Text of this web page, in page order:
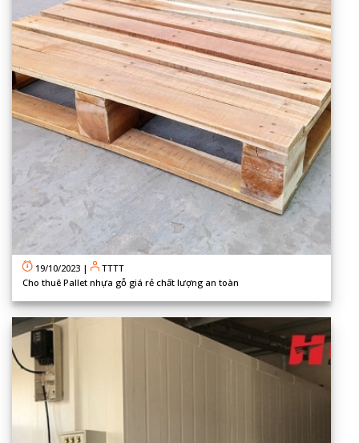
19/10/2023 |
TTTT
Cho thuê Pallet nhựa gỗ giá rẻ chất lượng an toàn